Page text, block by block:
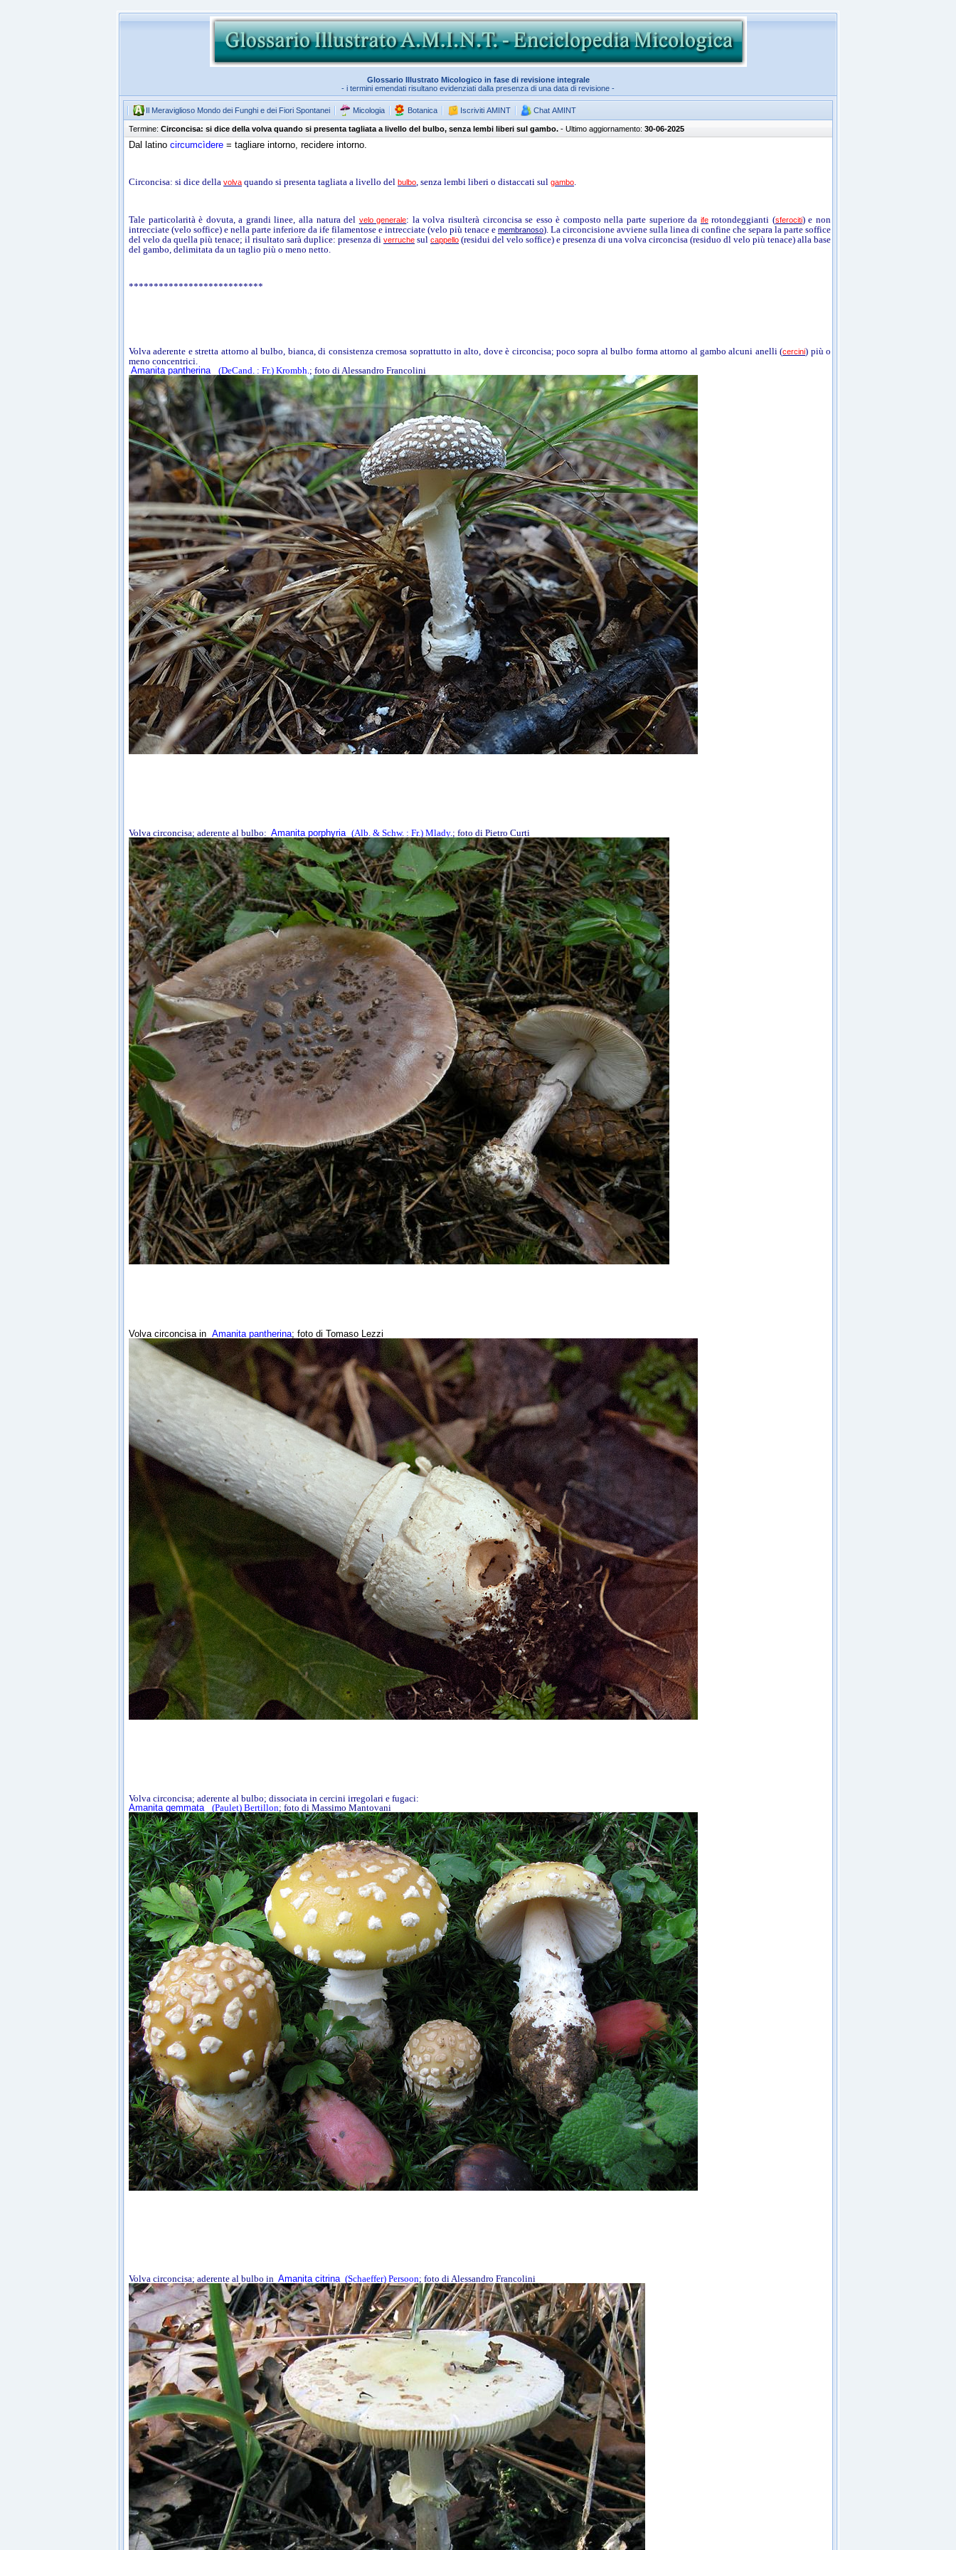
Glossario Illustrato Micologico in fase di revisione integrale
- i termini emendati risultano evidenziati dalla presenza di una data di revisione -
Il Meraviglioso Mondo dei Funghi e dei Fiori Spontanei Micologia Botanica Iscriviti AMINT Chat AMINT
Termine: Circoncisa: si dice della volva quando si presenta tagliata a livello del bulbo, senza lembi liberi sul gambo. - Ultimo aggiornamento: 30-06-2025
Dal latino circumcìdere = tagliare intorno, recidere intorno.
Circoncisa: si dice della volva quando si presenta tagliata a livello del bulbo, senza lembi liberi o distaccati sul gambo.
Tale particolarità è dovuta, a grandi linee, alla natura del velo generale: la volva risulterà circoncisa se esso è composto nella parte superiore da ife rotondeggianti (sferociti) e non
intrecciate (velo soffice) e nella parte inferiore da ife filamentose e intrecciate (velo più tenace e membranoso). La circoncisione avviene sulla linea di confine che separa la parte soffice
del velo da quella più tenace; il risultato sarà duplice: presenza di verruche sul cappello (residui del velo soffice) e presenza di una volva circoncisa (residuo dl velo più tenace) alla base
del gambo, delimitata da un taglio più o meno netto.
***************************
Volva aderente e stretta attorno al bulbo, bianca, di consistenza cremosa soprattutto in alto, dove è circoncisa; poco sopra al bulbo forma attorno al gambo alcuni anelli(cercini) più o
meno concentrici.
Amanita pantherina
(DeCand. : Fr.) Krombh.; foto di Alessandro Francolini
Volva circoncisa; aderente al bulbo: Amanita porphyria (Alb. & Schw. : Fr.) Mlady.; foto di Pietro Curti
Volva circoncisa in Amanita pantherina; foto di Tomaso Lezzi
Volva circoncisa; aderente al bulbo; dissociata in cercini irregolari e fugaci:
Amanita gemmata
(Paulet) Bertillon; foto di Massimo Mantovani
Volva circoncisa; aderente al bulbo in Amanita citrina (Schaeffer) Persoon; foto di Alessandro Francolini